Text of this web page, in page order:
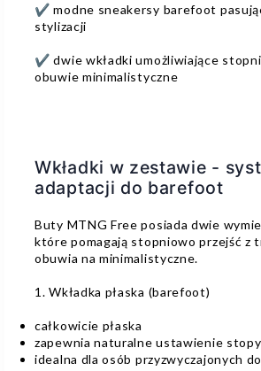
✔ modne sneakersy barefoot
stylizacji
✔ dwie wkładki umożliwiające
obuwie minimalistyczne
Wkładki w zestawie -
adaptacji do barefoot
Buty MTNG Free posiada dwie
które pomagają stopniowo przejść z
obuwia na minimalistyczne.
1. Wkładka płaska (barefoot)
całkowicie płaska
zapewnia naturalne ustawienie stopy
idealna dla osób przyzwyczajonych